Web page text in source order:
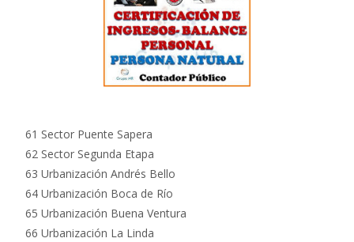
61 Sector Puente Sapera
62 Sector Segunda Etapa
63 Urbanización Andrés Bello
64 Urbanización Boca de Río
65 Urbanización Buena Ventura
66 Urbanización La Linda